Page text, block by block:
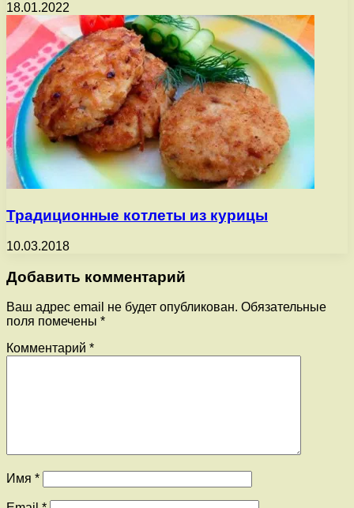
18.01.2022
Традиционные котлеты из курицы
10.03.2018
Добавить комментарий
Ваш адрес email не будет опубликован. Обязательные
поля помечены *
Комментарий *
Имя *